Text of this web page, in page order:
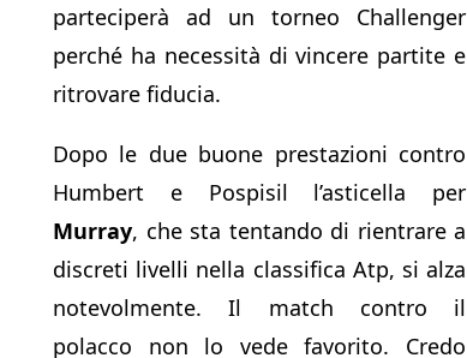
parteciperà ad un torneo Challenger
perché ha necessità di vincere partite e
ritrovare fiducia.
Dopo le due buone prestazioni contro
Humbert e Pospisil l’asticella per
Murray, che sta tentando di rientrare a
discreti livelli nella classifica Atp, si alza
notevolmente. Il match contro il
polacco non lo vede favorito. Credo